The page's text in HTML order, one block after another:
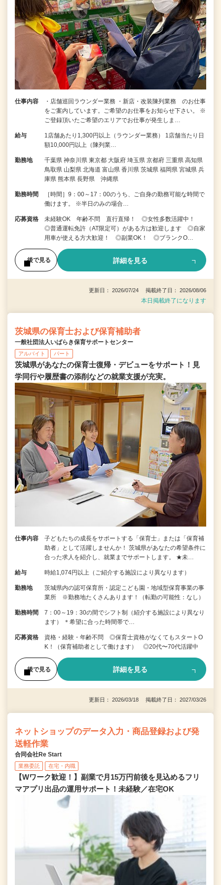
仕事内容
・店舗巡回ラウンダー業務 ・新店・改装陳列業務 のお仕事
をご案内しています。ご希望のお仕事をお知らせ下さい。 ※
ご登録頂いたご希望のエリアでお仕事が発生しま…
給与
1店舗あたり1,300円以上（ラウンダー業務） 1店舗当たり日
額10,000円以上（陳列業…
勤務地
千葉県 神奈川県 東京都 大阪府 埼玉県 京都府 三重県 高知県
鳥取県 山梨県 北海道 富山県 香川県 茨城県 福岡県 宮城県 兵
庫県 熊本県 長野県 沖縄県
勤務時間
［時間］9：00～17：00のうち、ご自身の勤務可能な時間で
働けます。 ※半日のみの場合…
応募資格
未経験OK 年齢不問 直行直帰！ ◎女性多数活躍中！
◎普通運転免許（AT限定可）がある方は歓迎します ◎自家
用車が使える方大歓迎！ ◎副業OK！ ◎ブランクO…
後で見る 詳細を見る
更新日： 2026/07/24 掲載終了日： 2026/08/06
本日掲載終了になります
茨城県の保育士および保育補助者
一般社団法人いばらき保育サポートセンター
アルバイト パート
茨城県があなたの保育士復帰・デビューをサポート！見
学同行や履歴書の添削などの就業支援が充実。
仕事内容
子どもたちの成長をサポートする「保育士」または「保育補
助者」として活躍しませんか！ 茨城県があなたの希望条件に
合った求人を紹介し、就業までサポートします。 ★未…
給与 時給1,074円以上（ご紹介する施設により異なります）
勤務地
茨城県内の認可保育所・認定こども園・地域型保育事業の事
業所 ※勤務地たくさんあります！（転勤の可能性：なし）
勤務時間
7：00～19：30の間でシフト制（紹介する施設により異なり
ます） ＊希望に合った時間帯で…
応募資格
資格・経験・年齢不問 ◎保育士資格がなくてもスタートO
K！（保育補助者として働けます） ◎20代〜70代活躍中
後で見る 詳細を見る
更新日： 2026/03/18 掲載終了日： 2027/03/26
ネットショップのデータ入力・商品登録および発
送軽作業
合同会社Re Start
業務委託 在宅・内職
【Wワーク歓迎！】副業で月15万円前後を見込めるフリ
マアプリ出品の運用サポート！未経験／在宅OK